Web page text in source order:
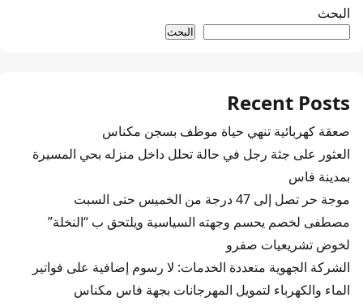
البحث
البحث
Recent Posts
صعقة كهربائية تنهي حياة موظف بسجن مكناس
العثور على جثة رجل في حالة تحلل داخل منزله بحي المسيرة
بمدينة فاس
موجة حر تصل إلى 47 درجة من الخميس حتى السبت
مصطفى لخصم يحسم وجهته السياسية ويلتحق ب “النخلة”
لخوض تشريعيات صفرو
الشركة الجهوية متعددة الخدمات: لا رسوم إضافية على فواتير
الماء والكهرباء لتمويل المهرجانات بجهة فاس مكناس